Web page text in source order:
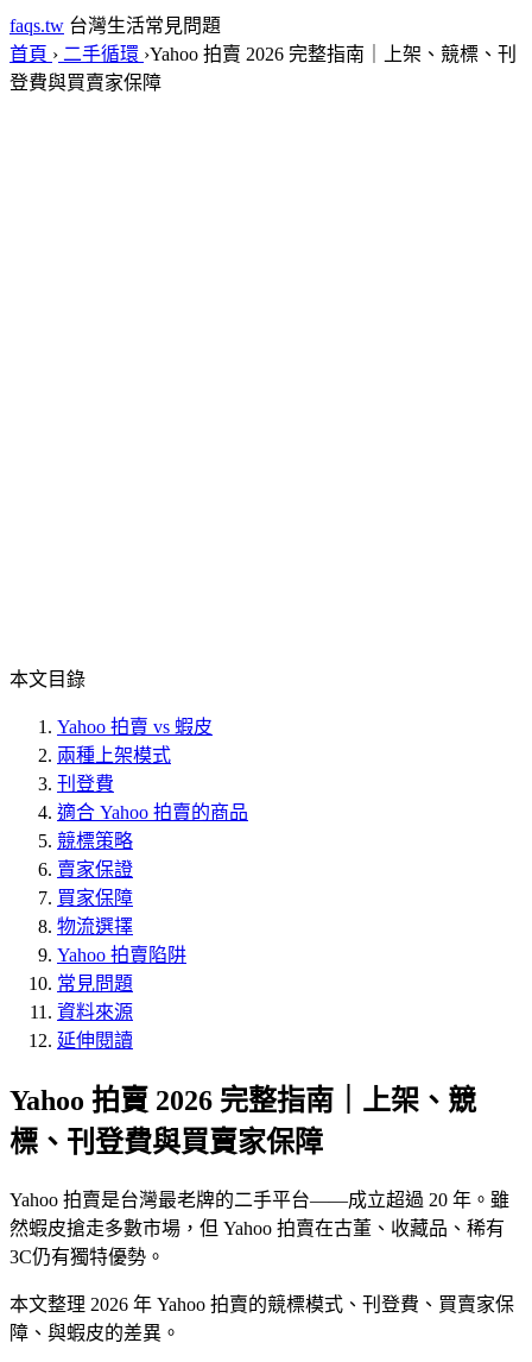
faqs.tw 台灣生活常見問題
首頁 › 二手循環 ›Yahoo 拍賣 2026 完整指南｜上架、競標、刊
登費與買賣家保障
本文目錄
Yahoo 拍賣 vs 蝦皮
兩種上架模式
刊登費
適合 Yahoo 拍賣的商品
競標策略
賣家保證
買家保障
物流選擇
Yahoo 拍賣陷阱
常見問題
資料來源
延伸閱讀
Yahoo 拍賣 2026 完整指南｜上架、競
標、刊登費與買賣家保障
Yahoo 拍賣是台灣最老牌的二手平台——成立超過 20 年。雖
然蝦皮搶走多數市場，但 Yahoo 拍賣在古董、收藏品、稀有
3C仍有獨特優勢。
本文整理 2026 年 Yahoo 拍賣的競標模式、刊登費、買賣家保
障、與蝦皮的差異。